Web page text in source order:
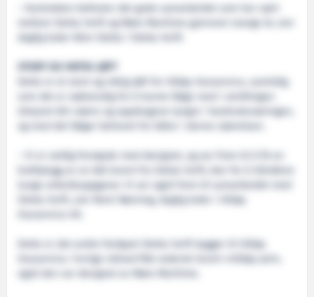
– Kontrakten befester det gode samarbeidet som har vært
mellom Sletta Verft og Møre Maritime gjennom mange år, sier
daglig leder Kåre Sletta i Sletta Verft.
STORT OG VIKTIG LØFT
Dette er et stort og viktig løft for Håløy Havservice, samtidig
som det er nødvendig for å kunne følge med i utviklingen.
Utstyret blir større og oppdragene tyngre i havbruksnæringen,
og med det følger behovet for båter i denne størrelsen.
– Vi er veldig fornøyde med designet, og ser frem til å få en
kraftplugg av en båt levert fra Sletta Verft, klar for å håndtere
tunge arbeidsoppgaver. Vi ser også frem til samarbeidet med
Sletta Verft, sier Remi Rønning, daglig leder i Håløy
Dette er det andre fartøyet Sletta Verft bygger til Håløy
Havservice. Forrige måned fikk rederiet levert «Håløy Jarl»,
også den var designet av Møre Maritime.